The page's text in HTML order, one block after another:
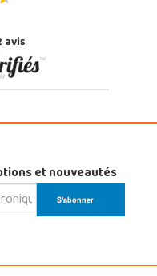
avis
et nouveautés